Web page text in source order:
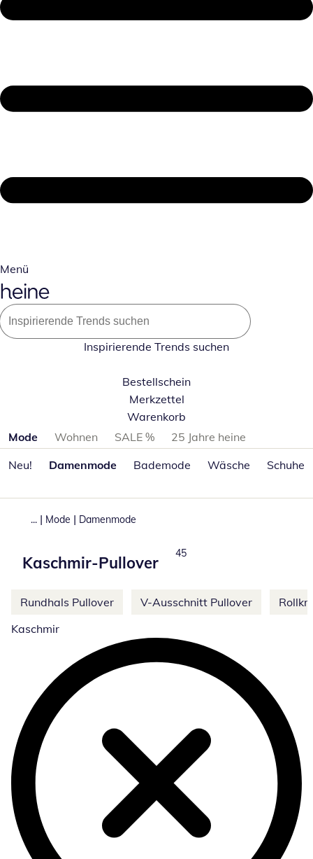
Menü
Inspirierende Trends suchen
Bestellschein
Merkzettel
Warenkorb
Produktkategorien überspringen
Mode Wohnen SALE %
25 Jahre heine
Neu!
Damenmode Bademode Wäsche Schuhe
... | Mode | Damenmode
Kaschmir-Pullover
Total number of products:
45
Weitere Kategorien überspringen
Rundhals Pullover V-Ausschnitt Pullover
Kaschmir